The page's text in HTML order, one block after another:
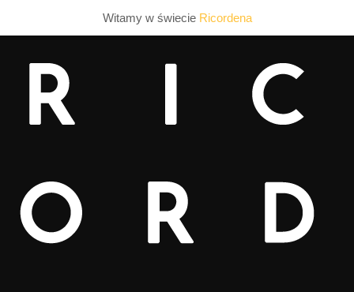
Witamy w świecie Ricordena